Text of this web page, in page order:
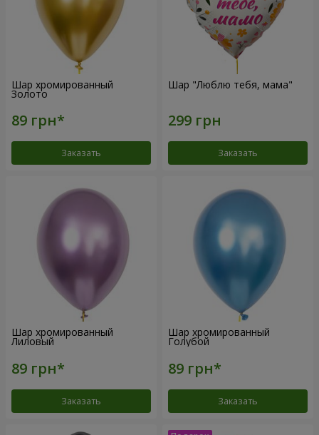
Шар хромированный
Золото
Заказать
Шар "Люблю тебя, мама"
Заказать
Шар хромированный
Лиловый
Заказать
Шар хромированный
Голубой
Заказать